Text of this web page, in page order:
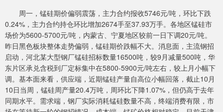
周一，锰硅期价偏弱震荡，主力合约报收5746元/吨，环比下跌
0.24%，主力合约持仓环比增加2674手至37.93万手。各地区锰硅市
场价为5600-5700元/吨，内蒙古、宁夏地区较前一日下调20元/吨。
昨日黑色板块整体走势偏弱，锰硅期价跌幅不大。消息面，主流钢招
启动，河北某大型钢厂锰硅招标数量16500吨，较9月减量500吨，华
东片区承兑含税到厂定标集中在5800-5900元/吨左右，较上月小幅下
调。基本面来看，供应端，近期锰硅产量自高位小幅回落，截止10月
10日当周，锰硅周产量20.4万吨，周环比下降1.07%，但仍高于去年
同期水平。需求端，钢厂实际消耗锰硅数量不高，终端消费有限，市